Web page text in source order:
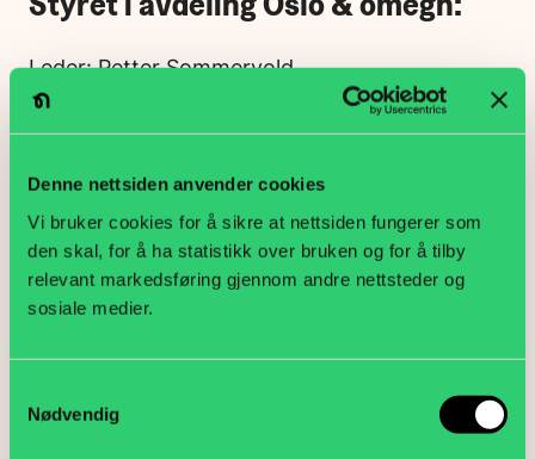
Denne nettsiden anvender cookies
Vi bruker cookies for å sikre at nettsiden fungerer som
den skal, for å ha statistikk over bruken og for å tilby
relevant markedsføring gjennom andre nettsteder og
sosiale medier.
Nødvendig
Leder: Petter Sommervold
Nestleder: Marte Gjestvang Olimb
Kasserer: Geir Owe Sørholt
Sekretær: Mona Hilton
Styremedlem: Per Rusten